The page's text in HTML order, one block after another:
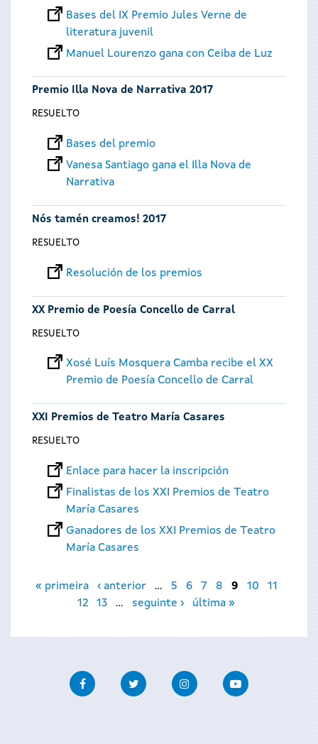
Bases del IX Premio Jules Verne de
literatura juvenil
Manuel Lourenzo gana con Ceiba de Luz
Premio Illa Nova de Narrativa 2017
RESUELTO
Bases del premio
Vanesa Santiago gana el Illa Nova de
Narrativa
Nós tamén creamos! 2017
RESUELTO
Resolución de los premios
XX Premio de Poesía Concello de Carral
RESUELTO
Xosé Luís Mosquera Camba recibe el XX
Premio de Poesía Concello de Carral
XXI Premios de Teatro María Casares
RESUELTO
Enlace para hacer la inscripción
Finalistas de los XXI Premios de Teatro
María Casares
Ganadores de los XXI Premios de Teatro
María Casares
Páginas
« primeira ‹ anterior … 5 6 7 8 9 10
11
12
13 … seguinte › última »
FacebookTwitter InstagramYoutube